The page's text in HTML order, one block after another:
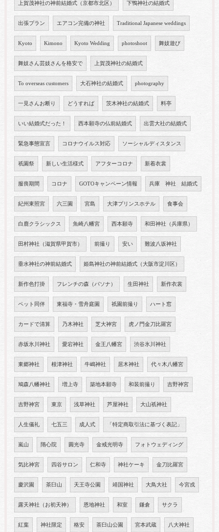
上賀茂神社の神前結婚式（京都市北区） 下鴨神社の結婚式
出張プラン エアコン完備の神社 Traditional Japanese weddings
Kyoto Kimono Kyoto Wedding photoshoot 舞妓遊び
舞妓さん芸妓さんを格安で 上賀茂神社の結婚式
To overseas customers 大石神社の結婚式 photography
一見さんお断り どうすれば 茨木神社の結婚式 料亭
いい結婚式だった！ 西本願寺の仏前結婚式 出雲大社の結婚式
緊急事態宣言 コロナウイルス対応 ソーシャルディスタンス
祇園祭 新しい生活様式 アフターコロナ 新着衣裳
服喪期間 コロナ GOTOキャンペーン情報 兵庫 神社 結婚式
紀州東照宮 六三園 宮島 大津プリンスホテル 食事会
白鹿クラシックス 魚崎八幡宮 西本願寺 和田神社（兵庫県）
田村神社（滋賀県甲賀市） 前撮り 安い 難波八坂神社
垂水神社の神前結婚式 姫島神社の神前結婚式（大阪市淀川区）
新作色打掛 フレンチの森（パソナ） 生田神社 新作衣裳
ペット同伴 東福寺・雪舟庭園 祇園前撮り ハート窓
カードで清算 乃木神社 芝大神宮 虎ノ門金刀比羅宮
赤坂氷川神社 愛宕神社 金王八幡宮 渋谷氷川神社
東郷神社 根津神社 牛嶋神社 居木神社 代々木八幡宮
鳩森八幡神社 増上寺 築地本願寺 和装前撮り 吉野神宮
吉野神宮 東京 浅草神社 芦屋神社 大山祇神社
人生儀礼 七五三 成人式 「特定商取引法に基づく表記」
嵐山 隋心院 圓光寺 金戒光明寺 フォトウェディング
気比神宮 四谷サロン 仁和寺 神社ケーキ 金刀比羅宮
慶沢園 茶臼山 天王寺公園 靖国神社 大鳥大社 今宮戎
露天神社（お初天神） 恩地神社 和室 鎌倉 サクラ
紅葉 神社限定 格安 茶臼山公園 宮本武蔵 八大神社